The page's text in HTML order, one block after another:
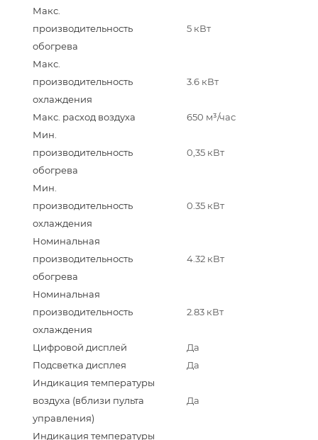
Макс.
производительность
обогрева
5 кВт
Макс.
производительность
охлаждения
3.6 кВт
Макс. расход воздуха
650 м³/час
Мин.
производительность
обогрева
0,35 кВт
Мин.
производительность
охлаждения
0.35 кВт
Номинальная
производительность
обогрева
4.32 кВт
Номинальная
производительность
охлаждения
2.83 кВт
Цифровой дисплей
Да
Подсветка дисплея
Да
Индикация температуры
воздуха (вблизи пульта
управления)
Да
Индикация температуры